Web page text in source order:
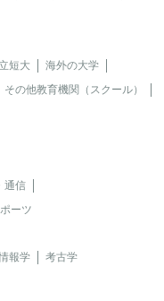
短大
海外の大学
その他教育機関（スクール）
通信
ーツ
報学 考古学